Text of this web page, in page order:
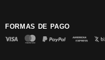
FORMAS DE PAGO